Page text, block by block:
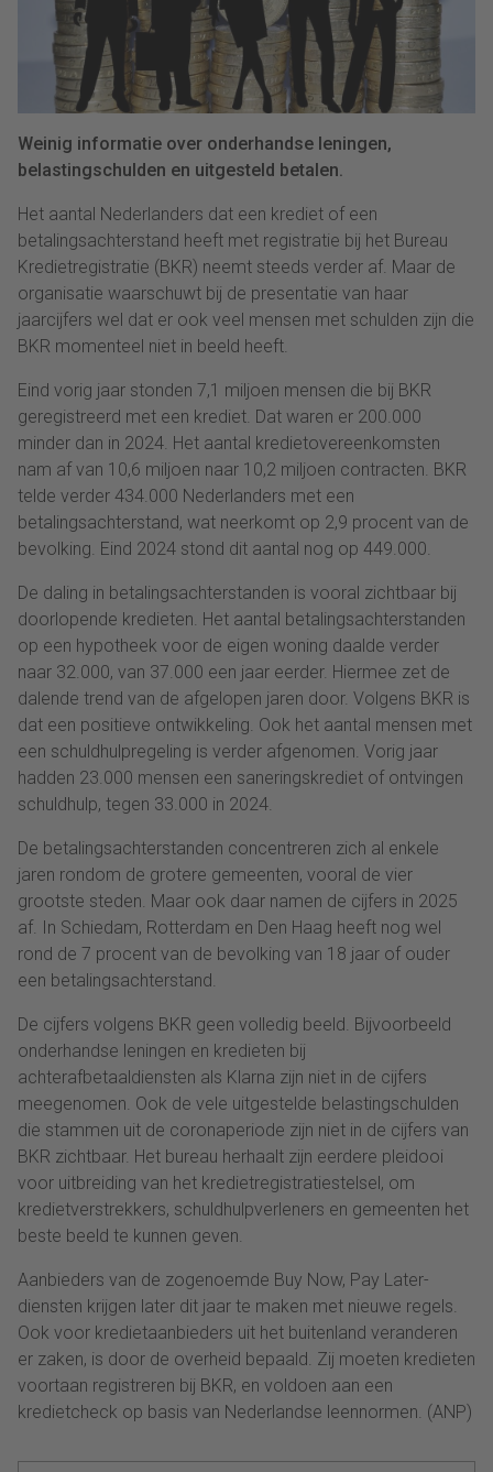
Weinig informatie over onderhandse leningen,
belastingschulden en uitgesteld betalen.
Het aantal Nederlanders dat een krediet of een
betalingsachterstand heeft met registratie bij het Bureau
Kredietregistratie (BKR) neemt steeds verder af. Maar de
organisatie waarschuwt bij de presentatie van haar
jaarcijfers wel dat er ook veel mensen met schulden zijn die
BKR momenteel niet in beeld heeft.
Eind vorig jaar stonden 7,1 miljoen mensen die bij BKR
geregistreerd met een krediet. Dat waren er 200.000
minder dan in 2024. Het aantal kredietovereenkomsten
nam af van 10,6 miljoen naar 10,2 miljoen contracten. BKR
telde verder 434.000 Nederlanders met een
betalingsachterstand, wat neerkomt op 2,9 procent van de
bevolking. Eind 2024 stond dit aantal nog op 449.000.
De daling in betalingsachterstanden is vooral zichtbaar bij
doorlopende kredieten. Het aantal betalingsachterstanden
op een hypotheek voor de eigen woning daalde verder
naar 32.000, van 37.000 een jaar eerder. Hiermee zet de
dalende trend van de afgelopen jaren door. Volgens BKR is
dat een positieve ontwikkeling. Ook het aantal mensen met
een schuldhulpregeling is verder afgenomen. Vorig jaar
hadden 23.000 mensen een saneringskrediet of ontvingen
schuldhulp, tegen 33.000 in 2024.
De betalingsachterstanden concentreren zich al enkele
jaren rondom de grotere gemeenten, vooral de vier
grootste steden. Maar ook daar namen de cijfers in 2025
af. In Schiedam, Rotterdam en Den Haag heeft nog wel
rond de 7 procent van de bevolking van 18 jaar of ouder
een betalingsachterstand.
De cijfers volgens BKR geen volledig beeld. Bijvoorbeeld
onderhandse leningen en kredieten bij
achterafbetaaldiensten als Klarna zijn niet in de cijfers
meegenomen. Ook de vele uitgestelde belastingschulden
die stammen uit de coronaperiode zijn niet in de cijfers van
BKR zichtbaar. Het bureau herhaalt zijn eerdere pleidooi
voor uitbreiding van het kredietregistratiestelsel, om
kredietverstrekkers, schuldhulpverleners en gemeenten het
beste beeld te kunnen geven.
Aanbieders van de zogenoemde Buy Now, Pay Later-
diensten krijgen later dit jaar te maken met nieuwe regels.
Ook voor kredietaanbieders uit het buitenland veranderen
er zaken, is door de overheid bepaald. Zij moeten kredieten
voortaan registreren bij BKR, en voldoen aan een
kredietcheck op basis van Nederlandse leennormen. (ANP)